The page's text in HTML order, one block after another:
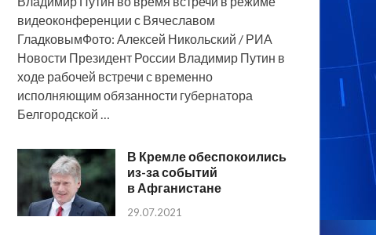
видеоконференции с Вячеславом
ГладковымФото: Алексей Никольский / РИА
Новости Президент России Владимир Путин в
ходе рабочей встречи с временно
исполняющим обязанности губернатора
Белгородской …
В Кремле обеспокоились
из-за событий
в Афганистане
29.07.2021